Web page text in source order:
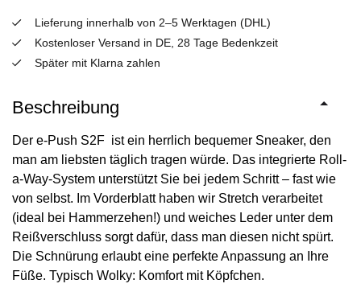
Lieferung innerhalb von 2–5 Werktagen (DHL)
Kostenloser Versand in DE, 28 Tage Bedenkzeit
Später mit Klarna zahlen
Beschreibung
Der e-Push S2F ist ein herrlich bequemer Sneaker, den
man am liebsten täglich tragen würde. Das integrierte Roll-
a-Way-System unterstützt Sie bei jedem Schritt – fast wie
von selbst. Im Vorderblatt haben wir Stretch verarbeitet
(ideal bei Hammerzehen!) und weiches Leder unter dem
Reißverschluss sorgt dafür, dass man diesen nicht spürt.
Die Schnürung erlaubt eine perfekte Anpassung an Ihre
Füße. Typisch Wolky: Komfort mit Köpfchen.